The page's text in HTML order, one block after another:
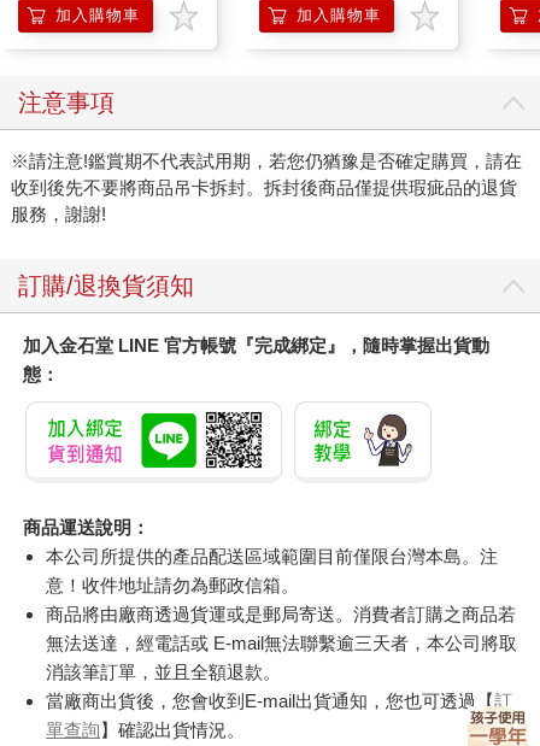
加入購物車 加入購物車
調
滋
注意事項
※請注意!鑑賞期不代表試用期，若您仍猶豫是否確定購買，請在
收到後先不要將商品吊卡拆封。拆封後商品僅提供瑕疵品的退貨
服務，謝謝!
訂購/退換貨須知
加入金石堂 LINE 官方帳號『完成綁定』，隨時掌握出貨動
態：
商品運送說明：
本公司所提供的產品配送區域範圍目前僅限台灣本島。注
意！收件地址請勿為郵政信箱。
商品將由廠商透過貨運或是郵局寄送。消費者訂購之商品若
無法送達，經電話或 E-mail無法聯繫逾三天者，本公司將取
消該筆訂單，並且全額退款。
當廠商出貨後，您會收到E-mail出貨通知，您也可透過【訂
單查詢】確認出貨情況。